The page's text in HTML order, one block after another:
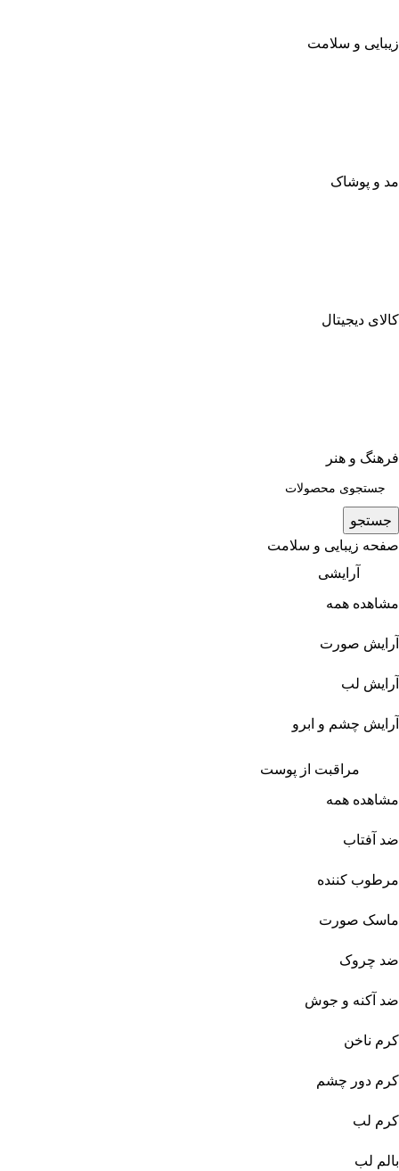
زیبایی و سلامت
مد و پوشاک
کالای دیجیتال
فرهنگ و هنر
جستجو
صفحه زیبایی و سلامت
آرایشی
مشاهده همه
آرایش صورت
آرایش لب
آرایش چشم و ابرو
مراقبت از پوست
مشاهده همه
ضد آفتاب
مرطوب کننده
ماسک صورت
ضد چروک
ضد آکنه و جوش
کرم ناخن
کرم دور چشم
کرم لب
بالم لب